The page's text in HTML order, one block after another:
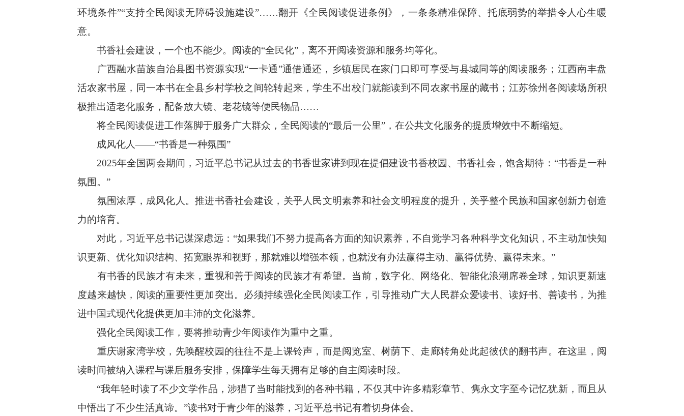
环境条件”“支持全民阅读无障碍设施建设”……翻开《全民阅读促进条例》，一条条精准保障、托底弱势的举措令人心生暖
意。
书香社会建设，一个也不能少。阅读的“全民化”，离不开阅读资源和服务均等化。
广西融水苗族自治县图书资源实现“一卡通”通借通还，乡镇居民在家门口即可享受与县城同等的阅读服务；江西南丰盘
活农家书屋，同一本书在全县乡村学校之间轮转起来，学生不出校门就能读到不同农家书屋的藏书；江苏徐州各阅读场所积
极推出适老化服务，配备放大镜、老花镜等便民物品……
将全民阅读促进工作落脚于服务广大群众，全民阅读的“最后一公里”，在公共文化服务的提质增效中不断缩短。
成风化人——“书香是一种氛围”
2025年全国两会期间，习近平总书记从过去的书香世家讲到现在提倡建设书香校园、书香社会，饱含期待：“书香是一种
氛围。”
氛围浓厚，成风化人。推进书香社会建设，关乎人民文明素养和社会文明程度的提升，关乎整个民族和国家创新力创造
力的培育。
对此，习近平总书记谋深虑远：“如果我们不努力提高各方面的知识素养，不自觉学习各种科学文化知识，不主动加快知
识更新、优化知识结构、拓宽眼界和视野，那就难以增强本领，也就没有办法赢得主动、赢得优势、赢得未来。”
有书香的民族才有未来，重视和善于阅读的民族才有希望。当前，数字化、网络化、智能化浪潮席卷全球，知识更新速
度越来越快，阅读的重要性更加突出。必须持续强化全民阅读工作，引导推动广大人民群众爱读书、读好书、善读书，为推
进中国式现代化提供更加丰沛的文化滋养。
强化全民阅读工作，要将推动青少年阅读作为重中之重。
重庆谢家湾学校，先唤醒校园的往往不是上课铃声，而是阅览室、树荫下、走廊转角处此起彼伏的翻书声。在这里，阅
读时间被纳入课程与课后服务安排，保障学生每天拥有足够的自主阅读时段。
“我年轻时读了不少文学作品，涉猎了当时能找到的各种书籍，不仅其中许多精彩章节、隽永文字至今记忆犹新，而且从
中悟出了不少生活真谛。”读书对于青少年的滋养，习近平总书记有着切身体会。